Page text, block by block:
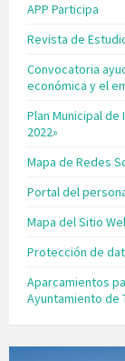
APP Participa
Revista de
Convocatoria
económica y el
Plan Municipal de
2022»
Mapa de Redes
Portal del
Mapa del Sitio
Protección de
Aparcamientos
Ayuntamiento de